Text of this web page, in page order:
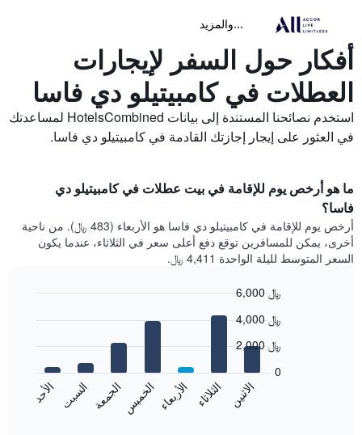
...والمزيد
أفكار حول السفر لإيجارات
العطلات في كامبيتيلو دي فاسا
استخدم نصائحنا المستندة إلى بيانات HotelsCombined لمساعدتك
في العثور على إيجار إجازتك القادمة في كامبيتيلو دي فاسا.
ما هو أرخص يوم للإقامة في بيت عطلات في كامبيتيلو دي
فاسا؟
أرخص يوم للإقامة في كامبيتيلو دي فاسا هو الأربعاء (483 ﷼). من ناحية
أخرى، يمكن للمسافرين توقع دفع أعلى سعر في الثلاثاء، عندما يكون
السعر المتوسط لليلة الواحدة 4,411 ﷼.
الاثنين الثلاثاء الأربعاء الخميسالجمعة السبت الأحد
0
2,000 ﷼
4,000 ﷼
6,000 ﷼